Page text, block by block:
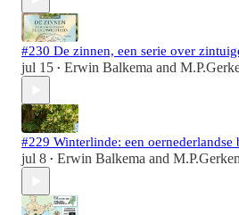
#230 De zinnen, een serie over
jul 15 • Erwin Balkema and
#229 Winterlinde: een oernederlandse
jul 8 • Erwin Balkema and